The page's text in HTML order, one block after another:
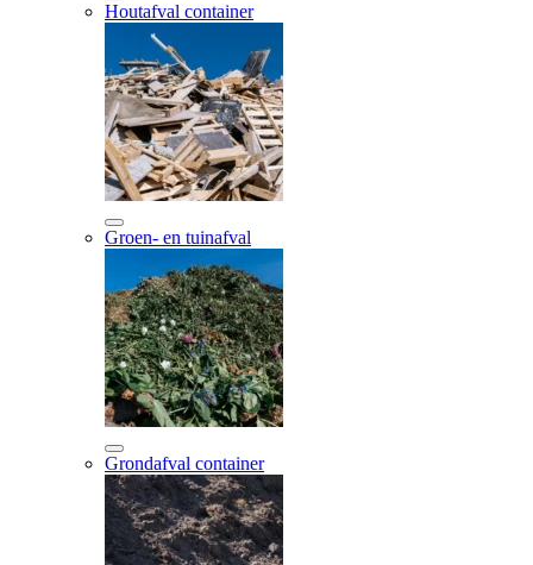
Houtafval container
Groen- en tuinafval
Grondafval container